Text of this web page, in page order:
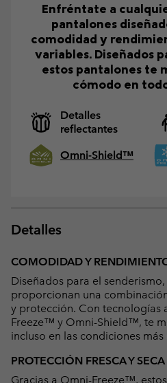
Enfréntate a
pantalones
comodidad y
variables. Diseñados
estos pantalones te
cómodo en
Detalles
reflectantes
Omni-Shield™
Detalles
COMODIDAD Y
Diseñados para el
proporcionan una
y protección. Con tecnologías
Freeze™ y Omni-Shield™, te
incluso en las condiciones más
PROTECCIÓN FRESCA Y SECA
Gracias a Omni-Freeze™,